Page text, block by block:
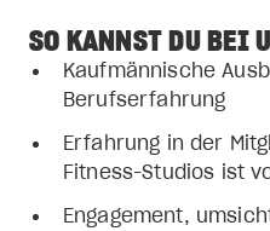
SO KANNST DU BEI
Kaufmännische
Berufserfahrung
Erfahrung in der
Fitness-Studios ist
Engagement,